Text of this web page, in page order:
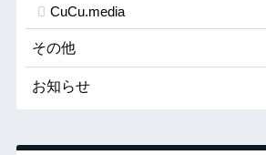
CuCu.media
その他
お知らせ